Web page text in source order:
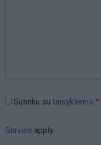
Sutinku su taisyklėmis
Service apply.